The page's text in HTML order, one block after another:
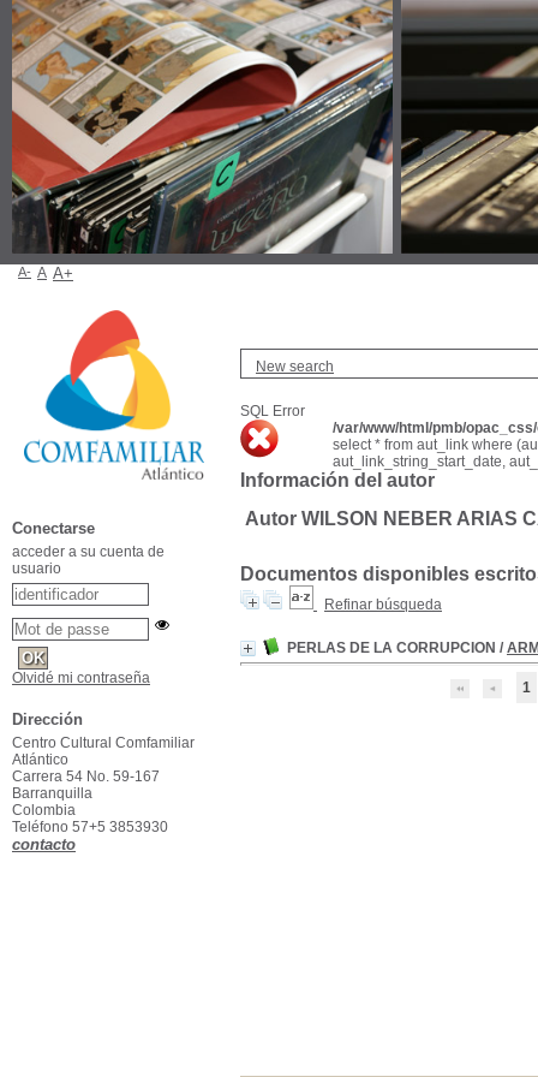
New search
SQL Error
/var/www/html/pmb/
select * from aut_link where
aut_link_string_start_date,
Información del autor
Autor WILSON NEBER ARIAS
Documentos disponibles
Refinar búsqueda
PERLAS DE LA CORRUPCION /
1
A- A A+
Conectarse
acceder a su cuenta de
usuario
Olvidé mi contraseña
Dirección
Centro Cultural Comfamiliar
Atlántico
Carrera 54 No. 59-167
Barranquilla
Colombia
Teléfono 57+5 3853930
contacto